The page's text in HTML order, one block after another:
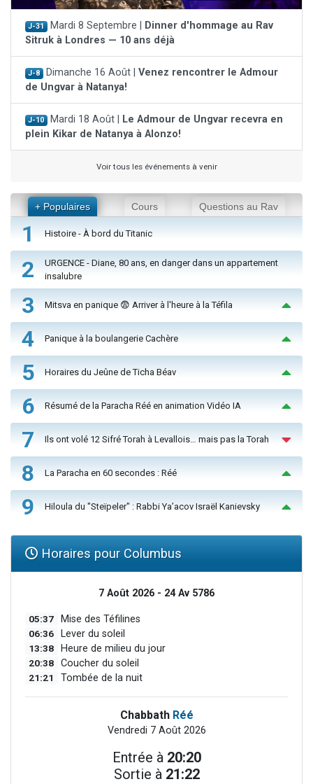
J-31 Mardi 8 Septembre |
Dinner d'hommage au Rav
Sitruk à Londres — 10 ans déjà
J-8 Dimanche 16 Août | Venez rencontrer le Admour
de Ungvar à Natanya!
J-10 Mardi 18 Août |
Le Admour de Ungvar recevra en
plein Kikar de Natanya à Alonzo!
Voir tous les événements à venir
+ Populaires Cours Questions au Rav
1 Histoire - À bord du Titanic
2
URGENCE - Diane, 80 ans, en danger dans un appartement
insalubre
3 Mitsva en panique 😨 Arriver à l'heure à la Téfila
4 Panique à la boulangerie Cachère
5 Horaires du Jeûne de Ticha Béav
6 Résumé de la Paracha Réé en animation Vidéo IA
7 Ils ont volé 12 Sifré Torah à Levallois… mais pas la Torah
8 La Paracha en 60 secondes : Réé
9 Hiloula du "Steïpeler" : Rabbi Ya’acov Israël Kanievsky
Horaires pour Columbus
7 Août 2026 - 24 Av 5786
05:37 Mise des Téfilines
06:36 Lever du soleil
13:38 Heure de milieu du jour
20:38 Coucher du soleil
21:21 Tombée de la nuit
Chabbath Réé
Vendredi 7 Août 2026
Entrée à 20:20
Sortie à 21:22